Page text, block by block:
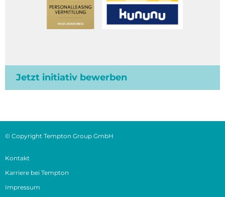
Jetzt initiativ bewerben
© Copyright Tempton Group GmbH
Kontakt
Karriere bei Tempton
Impressum